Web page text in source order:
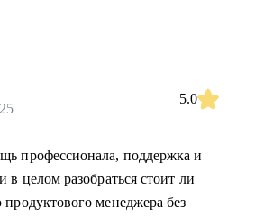
5.0
профессионала, поддержка и
целом разобраться стоит ли
менеджера без